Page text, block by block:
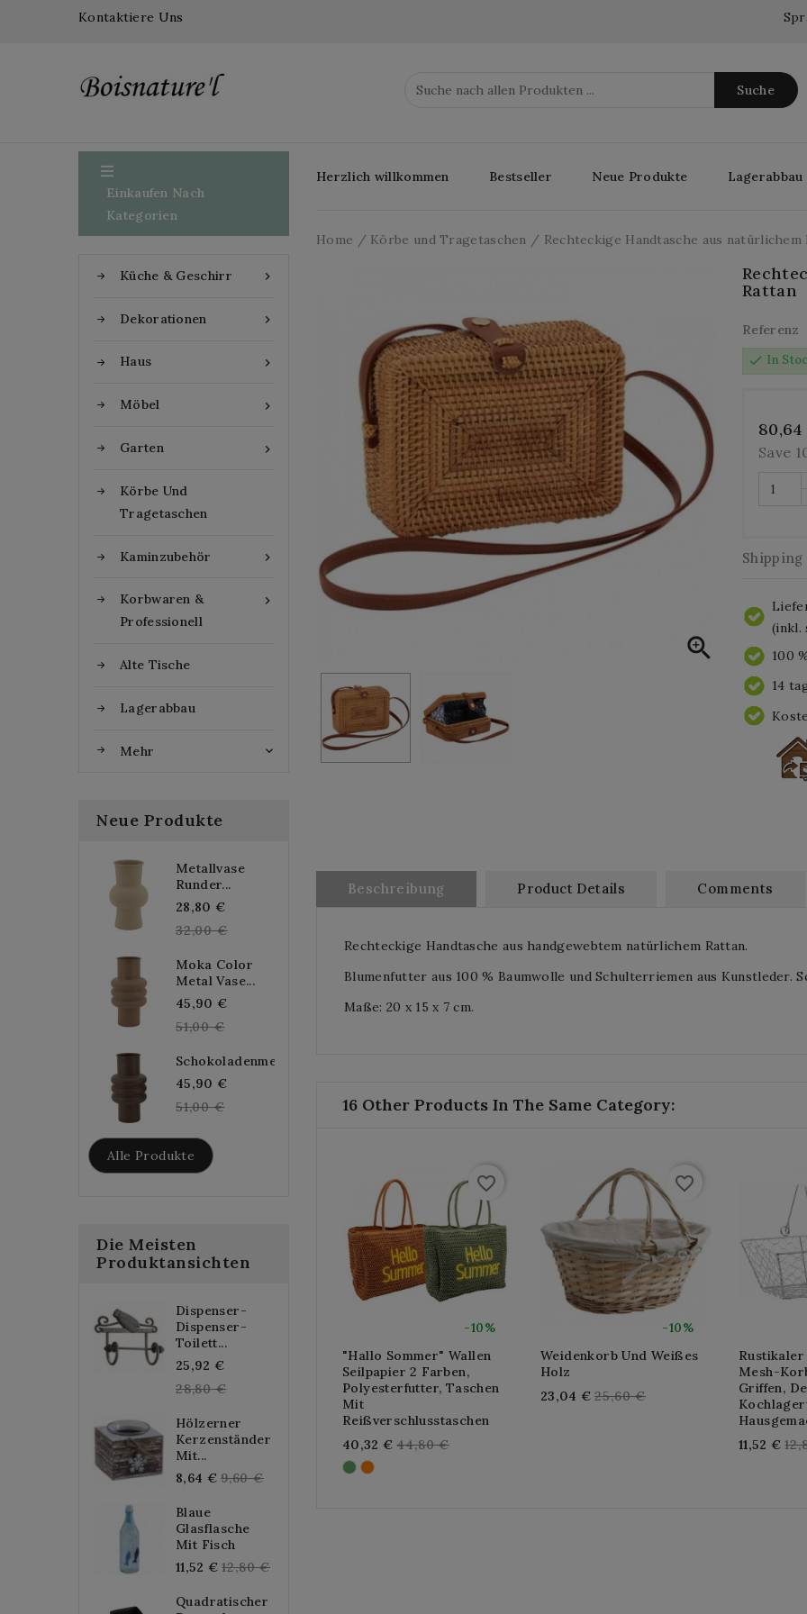
Kontaktiere Uns
Suche

Einkaufen Nach
Kategorien

Küche & Geschirr

Dekorationen

Haus

Möbel

Garten
Körbe Und
Tragetaschen

Kaminzubehör

Korbwaren &
Professionell
Alte Tische
Lagerabbau
Mehr 
Neue Produkte
Metallvase
Runder...
28,80 €
price
32,00 €
Moka Color
Metal Vase...
45,90 €
51,00 €
Schokoladenmetallvase...
45,90 €
51,00 €
Alle Produkte
Die Meisten
Produktansichten
Dispenser-
Dispenser-
Toilett...
25,92 €
price
28,80 €
Hölzerner
Kerzenständer
Mit...
8,64 € Regular
9,60 €
Blaue
Glasflasche
Mit Fisch
11,52 € Regular
12,80 €
Quadratischer
Herzlich willkommen Bestseller Neue Produkte Lagerabbau
Home Körbe und Tragetaschen Rechteckige Handtasche aus natürlichem

Rattan
Referenz
check In
Save
Shipping
(inkl.
100
14
Beschreibung Product Details Comments
Rechteckige Handtasche aus handgewebtem natürlichem Rattan.
Blumenfutter aus 100 % Baumwolle und Schulterriemen aus Kunstleder.
Maße: 20 x 15 x 7 cm.
16 Other Products In The Same Category:
-10%
favorite_border
"Hallo Sommer" Wallen
Seilpapier 2 Farben,
Polyesterfutter, Taschen
Mit
Reißverschlusstaschen
40,32 € Regular
44,80 €
-10%
favorite_border
Weidenkorb Und Weißes
Holz
23,04 € Regular
25,60 €
Mesh-
Griffen,
11,52 €